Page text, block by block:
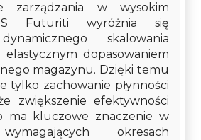
zarządzania w wysokim
Futuriti wyróżnia się
skalowania
elastycznym dopasowaniem
magazynu. Dzięki temu
tylko zachowanie płynności
zwiększenie efektywności
ma kluczowe znaczenie w
okresach